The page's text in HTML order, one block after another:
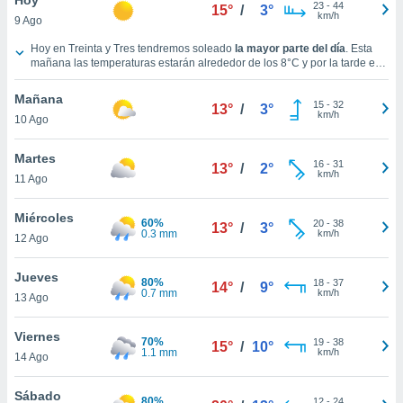
y
nuestra
cookies
aceptar
9 Ago
15° / 3° 23- 44
km/h
Tiempo en Treinta y Tres hoy
Hoy en Treinta y Tres tendremos soleado la mayor parte del día. Esta
mañana las temperaturas estarán alrededor de los 8°C y por la tarde en
torno a los13°C.Durante la noche, las temperaturas estarán cercanas a
los
23 km/h
Mañana
10 Ago
13° / 3° 15- 32
km/h
Martes
11 Ago
13° / 2° 16- 31
km/h
Miércoles
12 Ago
60%
0.3 mm
13° / 3° 20- 38
km/h
Jueves
13 Ago
80%
0.7 mm
14° / 9° 18- 37
km/h
Viernes
14 Ago
70%
1.1 mm
15° / 10° 19- 38
km/h
Sábado 12- 24